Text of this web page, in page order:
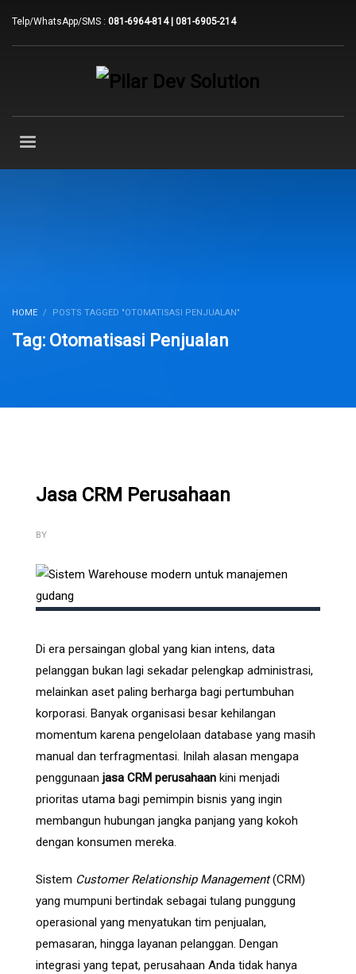
Telp/WhatsApp/SMS : 081-6964-814 | 081-6905-214
HOME POSTS TAGGED "OTOMATISASI PENJUALAN"
Tag: Otomatisasi Penjualan
Jasa CRM Perusahaan
BY
Di era persaingan global yang kian intens, data
pelanggan bukan lagi sekadar pelengkap administrasi,
melainkan aset paling berharga bagi pertumbuhan
korporasi. Banyak organisasi besar kehilangan
momentum karena pengelolaan database yang masih
manual dan terfragmentasi. Inilah alasan mengapa
penggunaan jasa CRM perusahaan kini menjadi
prioritas utama bagi pemimpin bisnis yang ingin
membangun hubungan jangka panjang yang kokoh
dengan konsumen mereka.
Sistem Customer Relationship Management(CRM)
yang mumpuni bertindak sebagai tulang punggung
operasional yang menyatukan tim penjualan,
pemasaran, hingga layanan pelanggan. Dengan
integrasi yang tepat, perusahaan Anda tidak hanya